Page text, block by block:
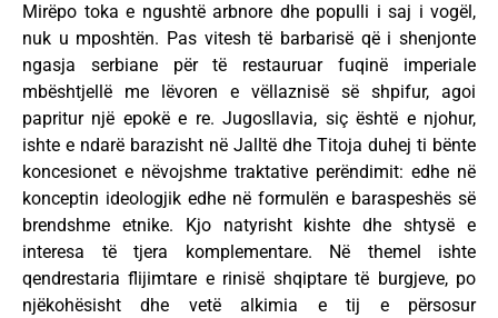
Mirëpo toka e ngushtë arbnore dhe populli i saj i vogël,
nuk u mposhtën. Pas vitesh të barbarisë që i shenjonte
ngasja serbiane për të restauruar fuqinë imperiale
mbështjellë me lëvoren e vëllaznisë së shpifur, agoi
papritur një epokë e re. Jugosllavia, siç është e njohur,
ishte e ndarë barazisht në Jalltë dhe Titoja duhej ti bënte
koncesionet e nëvojshme traktative perëndimit: edhe në
konceptin ideologjik edhe në formulën e baraspeshës së
brendshme etnike. Kjo natyrisht kishte dhe shtysë e
interesa të tjera komplementare. Në themel ishte
qendrestaria flijimtare e rinisë shqiptare të burgjeve, po
njëkohësisht dhe vetë alkimia e tij e përsosur